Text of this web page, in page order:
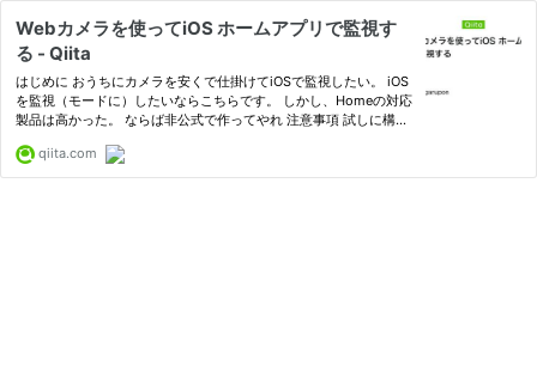
Webカメラを使ってiOS ホームアプリで監視す
る - Qiita
はじめに おうちにカメラを安くで仕掛けてiOSで監視したい。 iOS
を監視（モードに）したいならこちらです。 しかし、Homeの対応
製品は高かった。 ならば非公式で作ってやれ 注意事項 試しに構築
す。 継続して...
qiita.com